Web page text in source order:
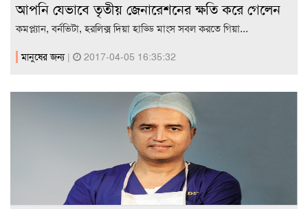
আপনি যেভাবে তৃতীয় জেনারেশনের ক্ষতি করে গেলেন
কমপ্ল্যান, বর্নভিটা, হরলিক্স দিয়া হাড্ডি মাংস সবল করতে গিয়া...
মানুষের জন্য | 2017-04-05 16:35:32